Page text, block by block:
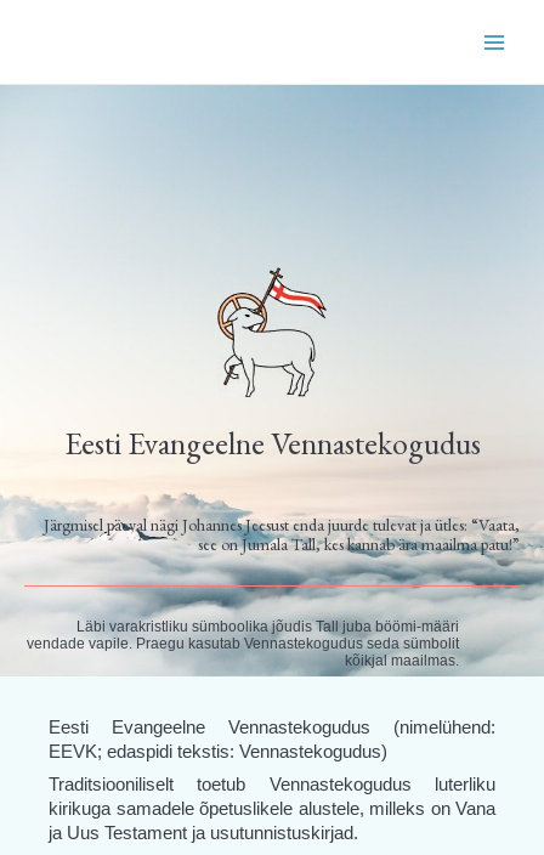
Eesti Evangeelne Vennastekogudus
Järgmisel päeval nägi Johannes Jeesust enda juurde tulevat ja ütles: “Vaata,
see on Jumala Tall, kes kannab ära maailma patu!”
Läbi varakristliku sümboolika jõudis Tall juba böömi-määri
vendade vapile. Praegu kasutab Vennastekogudus seda sümbolit
kõikjal maailmas.
Eesti Evangeelne Vennastekogudus (nimelühend:
EEVK; edaspidi tekstis: Vennastekogudus)
Traditsiooniliselt toetub Vennastekogudus luterliku
kirikuga samadele õpetuslikele alustele, milleks on Vana
ja Uus Testament ja usutunnistuskirjad.